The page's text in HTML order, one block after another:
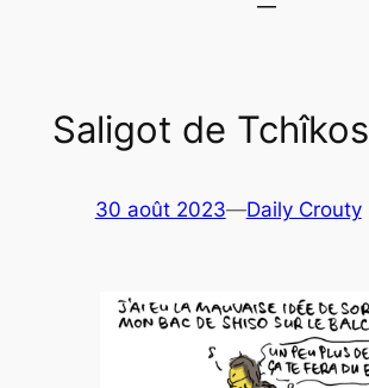
Saligot de Tchîkos
30 août 2023—Daily Crouty